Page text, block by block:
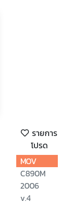
รายการ
โปรด
MOV
C890M
2006
v.4